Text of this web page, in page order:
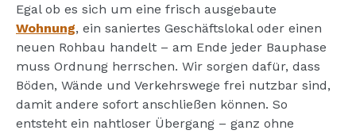
Egal ob es sich um eine frisch ausgebaute
Wohnung, ein saniertes Geschäftslokal oder einen
neuen Rohbau handelt – am Ende jeder Bauphase
muss Ordnung herrschen. Wir sorgen dafür, dass
Böden, Wände und Verkehrswege frei nutzbar sind,
damit andere sofort anschließen können. So
entsteht ein nahtloser Übergang – ganz ohne